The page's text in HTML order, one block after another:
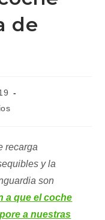
de
recarga
y la
son
a que el coche
a nuestras